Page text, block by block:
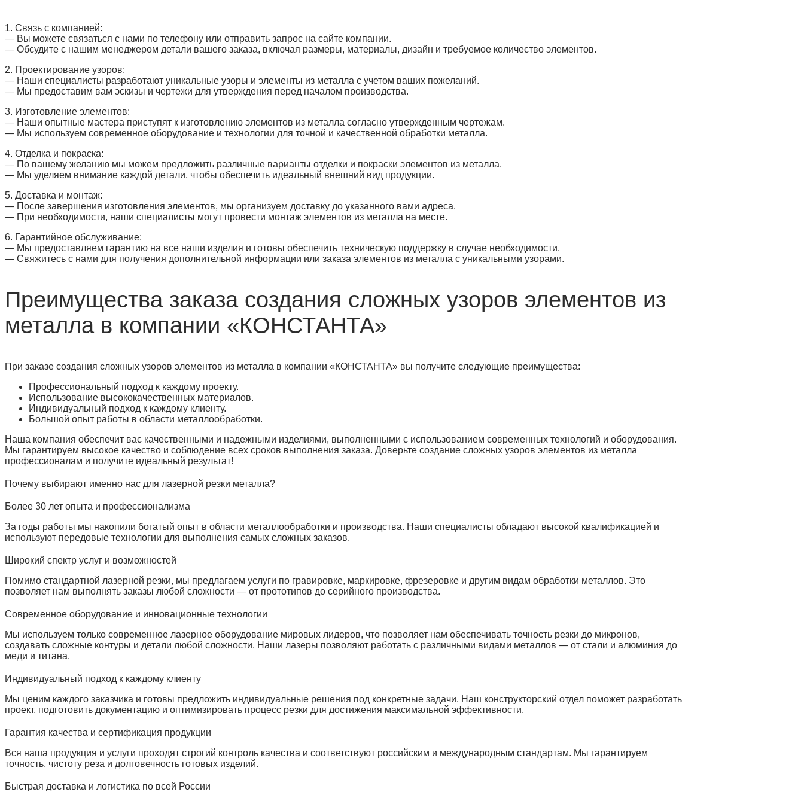
1. Связь с компанией:
— Вы можете связаться с нами по телефону или отправить запрос на сайте компании.
— Обсудите с нашим менеджером детали вашего заказа, включая размеры, материалы, дизайн и требуемое количество элементов.
2. Проектирование узоров:
— Наши специалисты разработают уникальные узоры и элементы из металла с учетом ваших пожеланий.
— Мы предоставим вам эскизы и чертежи для утверждения перед началом производства.
3. Изготовление элементов:
— Наши опытные мастера приступят к изготовлению элементов из металла согласно утвержденным чертежам.
— Мы используем современное оборудование и технологии для точной и качественной обработки металла.
4. Отделка и покраска:
— По вашему желанию мы можем предложить различные варианты отделки и покраски элементов из металла.
— Мы уделяем внимание каждой детали, чтобы обеспечить идеальный внешний вид продукции.
5. Доставка и монтаж:
— После завершения изготовления элементов, мы организуем доставку до указанного вами адреса.
— При необходимости, наши специалисты могут провести монтаж элементов из металла на месте.
6. Гарантийное обслуживание:
— Мы предоставляем гарантию на все наши изделия и готовы обеспечить техническую поддержку в случае необходимости.
— Свяжитесь с нами для получения дополнительной информации или заказа элементов из металла с уникальными узорами.
Преимущества заказа создания сложных узоров элементов из
металла в компании «КОНСТАНТА»
При заказе создания сложных узоров элементов из металла в компании «КОНСТАНТА» вы получите следующие преимущества:
Профессиональный подход к каждому проекту.
Использование высококачественных материалов.
Индивидуальный подход к каждому клиенту.
Большой опыт работы в области металлообработки.
Наша компания обеспечит вас качественными и надежными изделиями, выполненными с использованием современных технологий и оборудования.
Мы гарантируем высокое качество и соблюдение всех сроков выполнения заказа. Доверьте создание сложных узоров элементов из металла
профессионалам и получите идеальный результат!
Почему выбирают именно нас для лазерной резки металла?
Более 30 лет опыта и профессионализма
За годы работы мы накопили богатый опыт в области металлообработки и производства. Наши специалисты обладают высокой квалификацией и
используют передовые технологии для выполнения самых сложных заказов.
Широкий спектр услуг и возможностей
Помимо стандартной лазерной резки, мы предлагаем услуги по гравировке, маркировке, фрезеровке и другим видам обработки металлов. Это
позволяет нам выполнять заказы любой сложности — от прототипов до серийного производства.
Современное оборудование и инновационные технологии
Мы используем только современное лазерное оборудование мировых лидеров, что позволяет нам обеспечивать точность резки до микронов,
создавать сложные контуры и детали любой сложности. Наши лазеры позволяют работать с различными видами металлов — от стали и алюминия до
меди и титана.
Индивидуальный подход к каждому клиенту
Мы ценим каждого заказчика и готовы предложить индивидуальные решения под конкретные задачи. Наш конструкторский отдел поможет разработать
проект, подготовить документацию и оптимизировать процесс резки для достижения максимальной эффективности.
Гарантия качества и сертификация продукции
Вся наша продукция и услуги проходят строгий контроль качества и соответствуют российским и международным стандартам. Мы гарантируем
точность, чистоту реза и долговечность готовых изделий.
Быстрая доставка и логистика по всей России